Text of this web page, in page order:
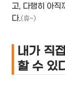
고, 다행히 아직
다.(휴~)
내가 직
할 수 있